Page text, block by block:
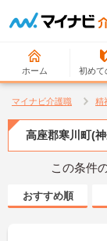
ホーム 初めて
マイナビ介護職 精
高座郡寒川町(
この条件
おすすめ順